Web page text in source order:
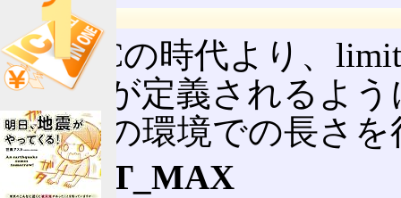
マクロ定数
ANSI Cの時代より、
ロ定数が定義されるよ
と、その環境での長さ
USHRT_MAX